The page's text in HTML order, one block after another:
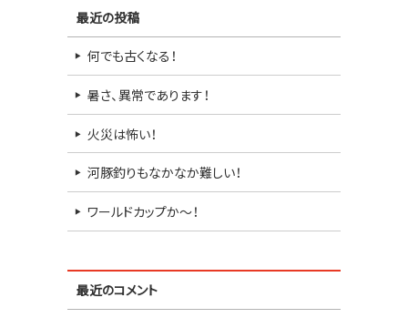
最近の投稿
何でも古くなる！
暑さ、異常であります！
火災は怖い！
河豚釣りもなかなか難しい！
ワールドカップか～！
最近のコメント